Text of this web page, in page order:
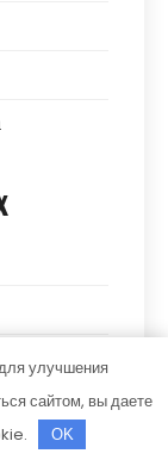
улучшения
сайтом, вы даете
OK